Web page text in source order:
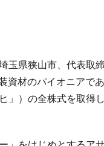
玉県狭山市、代表取
資材のパイオニアで
」）の全株式を取得